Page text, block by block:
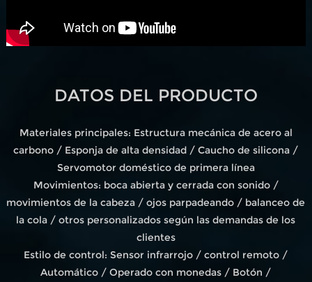
DATOS DEL PRODUCTO
Materiales principales: Estructura mecánica de acero al
carbono / Esponja de alta densidad / Caucho de silicona /
Servomotor doméstico de primera línea
Movimientos: boca abierta y cerrada con sonido /
movimientos de la cabeza / ojos parpadeando / balanceo de
la cola / otros personalizados según las demandas de los
clientes
Estilo de control: Sensor infrarrojo / control remoto /
Automático / Operado con monedas / Botón /